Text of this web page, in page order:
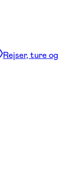
Rejser, ture og